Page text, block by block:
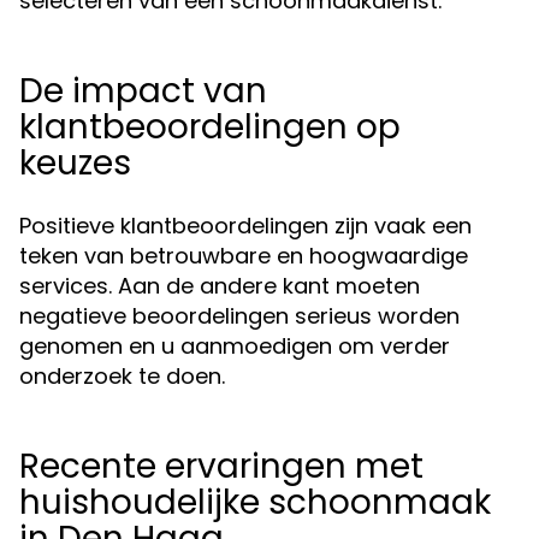
De impact van
klantbeoordelingen op
keuzes
Positieve klantbeoordelingen zijn vaak een
teken van betrouwbare en hoogwaardige
services. Aan de andere kant moeten
negatieve beoordelingen serieus worden
genomen en u aanmoedigen om verder
onderzoek te doen.
Recente ervaringen met
huishoudelijke schoonmaak